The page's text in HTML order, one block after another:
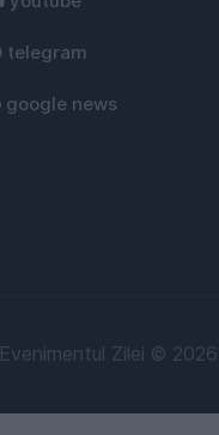
telegram
google news
Evenimentul Zilei ©